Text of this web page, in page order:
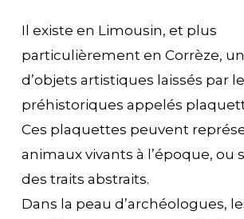
Il existe en Limousin, et plus
particulièrement en Corrèze,
d’objets artistiques laissés par
préhistoriques appelés
Ces plaquettes peuvent
animaux vivants à l’époque,
des traits abstraits.
Dans la peau d’archéologues,